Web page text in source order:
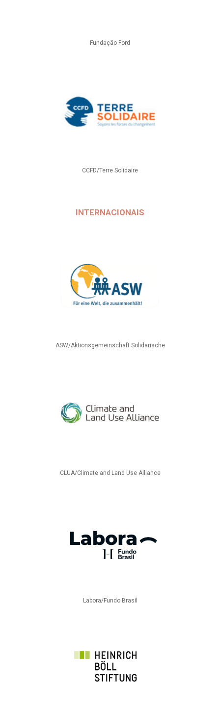
Fundação Ford
CCFD/Terre Solidaire
INTERNACIONAIS
ASW/Aktionsgemeinschaft Solidarische
CLUA/Climate and Land Use Alliance
Labora/Fundo Brasil